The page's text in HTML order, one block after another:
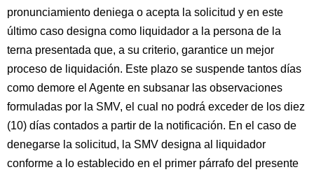
pronunciamiento deniega o acepta la solicitud y en este
último caso designa como liquidador a la persona de la
terna presentada que, a su criterio, garantice un mejor
proceso de liquidación. Este plazo se suspende tantos días
como demore el Agente en subsanar las observaciones
formuladas por la SMV, el cual no podrá exceder de los diez
(10) días contados a partir de la notificación. En el caso de
denegarse la solicitud, la SMV designa al liquidador
conforme a lo establecido en el primer párrafo del presente